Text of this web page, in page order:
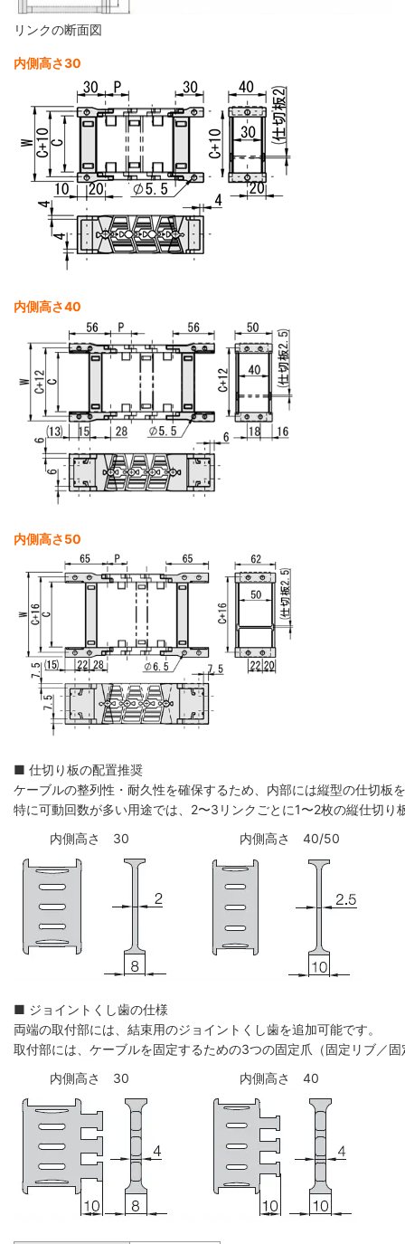
リンクの断面図
内側高さ30
内側高さ40
内側高さ50
■ 仕切り板の配置推奨
ケーブルの整列性・耐久性を確保するため、内部には縦型の仕切板
特に可動回数が多い用途では、2〜3リンクごとに1〜2枚の縦仕切
内側高さ 30
内側高さ 40/50
■ ジョイントくし歯の仕様
両端の取付部には、結束用のジョイントくし歯を追加可能です。
取付部には、ケーブルを固定するための3つの固定爪（固定リブ／
内側高さ 30
内側高さ 40